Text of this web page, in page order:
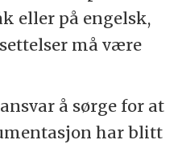
eller på engelsk,
må være
å sørge for at
har blitt